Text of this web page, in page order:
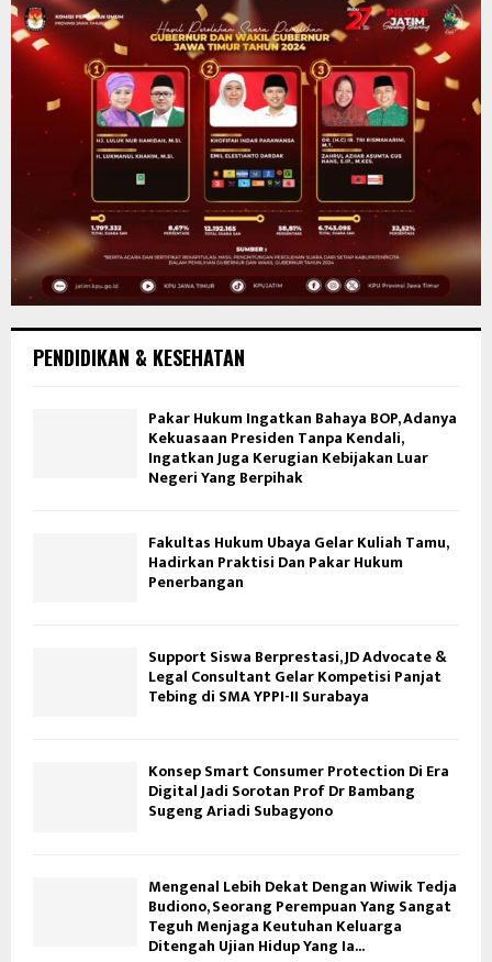
PENDIDIKAN & KESEHATAN
Pakar Hukum Ingatkan Bahaya BOP, Adanya
Kekuasaan Presiden Tanpa Kendali,
Ingatkan Juga Kerugian Kebijakan Luar
Negeri Yang Berpihak
Fakultas Hukum Ubaya Gelar Kuliah Tamu,
Hadirkan Praktisi Dan Pakar Hukum
Penerbangan
Support Siswa Berprestasi, JD Advocate &
Legal Consultant Gelar Kompetisi Panjat
Tebing di SMA YPPI-II Surabaya
Konsep Smart Consumer Protection Di Era
Digital Jadi Sorotan Prof Dr Bambang
Sugeng Ariadi Subagyono
Mengenal Lebih Dekat Dengan Wiwik Tedja
Budiono, Seorang Perempuan Yang Sangat
Teguh Menjaga Keutuhan Keluarga
Ditengah Ujian Hidup Yang Ia...